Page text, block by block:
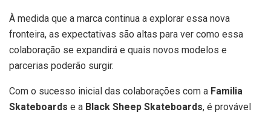
À medida que a marca continua a explorar essa nova
fronteira, as expectativas são altas para ver como essa
colaboração se expandirá e quais novos modelos e
parcerias poderão surgir.
Com o sucesso inicial das colaborações com a Familia
Skateboards e a Black Sheep Skateboards, é provável